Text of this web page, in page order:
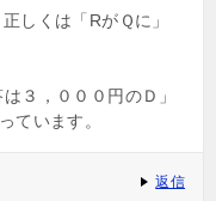
しくは「RがＱに」
３，０００円のＤ」
ています。
返信